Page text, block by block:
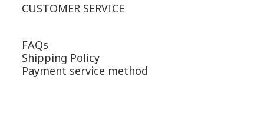
CUSTOMER SERVICE
FAQs
Shipping Policy
Payment service method